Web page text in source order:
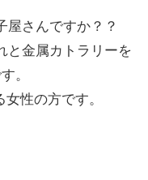
さんですか？？
と金属カトラリーを
。
性の方です。